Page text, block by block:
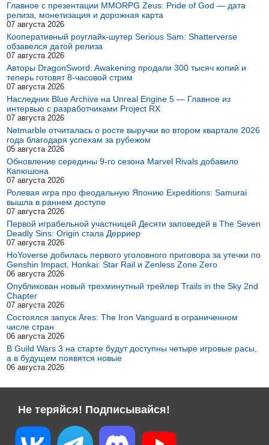
Главное с презентации MMORPG Zeus: Pride of God — дата
релиза, монетизация и дорожная карта
07 августа 2026
Кооперативный роуглайк-шутер Serious Sam: Shatterverse
обзавелся датой релиза
07 августа 2026
Авторы DragonSword: Awakening продали 300 тысяч копий и
теперь готовят 8-часовой стрим
07 августа 2026
Наследник Blue Archive на Unreal Engine 5 — Главное из
интервью с разработчиками Project RX
07 августа 2026
Netmarble отчиталась о росте выручки во втором квартале 2026
года благодаря успехам за рубежом
05 августа 2026
Обновление середины 9-го сезона Marvel Rivals добавило
Капюшона
07 августа 2026
Ролевая игра про феодальную Японию Expeditions: Samurai
вышла в раннем доступе
07 августа 2026
Первой играбельной участницей Десяти заповедей в The Seven
Deadly Sins: Origin стала Дерриер
07 августа 2026
HoYoverse добилась первого уголовного приговора за утечки по
Genshin Impact, Honkai: Star Rail и Zenless Zone Zero
06 августа 2026
Опубликован новый трехминутный трейлер Trails in the Sky 2nd
Chapter
07 августа 2026
Состоялся запуск Ares: The Iron Vanguard в ограниченном
числе стран
06 августа 2026
В Guild Wars 3 на старте будут доступны четыре игровые расы,
а в будущем появятся новые
06 августа 2026
Не теряйся! Подписывайся!